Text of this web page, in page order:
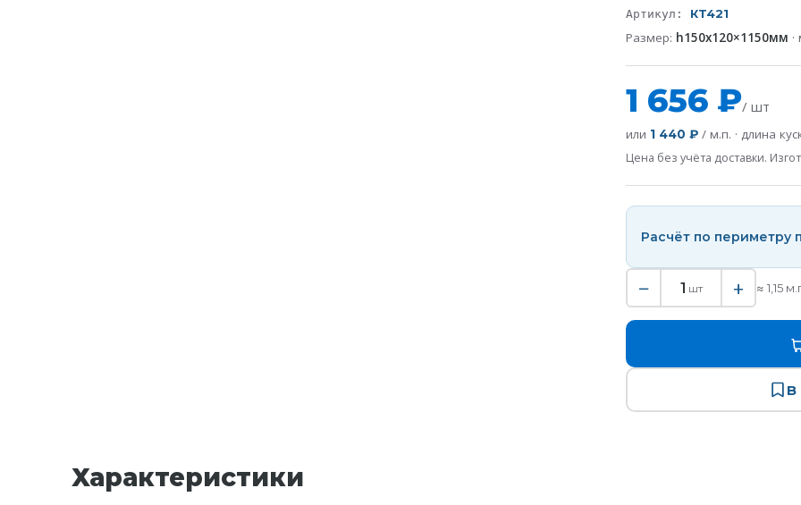
Артикул: КT421
Размер: h150x120×1150мм
1 656 ₽/ шт
или 1 440 ₽ / м.п. · длина
Цена без учёта доставки.
Расчёт по периметру
− 1 шт + ≈ 1,15
В
Характеристики